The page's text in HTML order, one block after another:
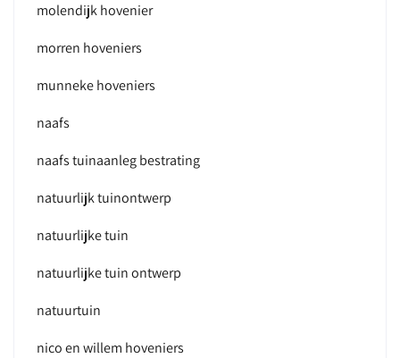
molendijk hovenier
morren hoveniers
munneke hoveniers
naafs
naafs tuinaanleg bestrating
natuurlijk tuinontwerp
natuurlijke tuin
natuurlijke tuin ontwerp
natuurtuin
nico en willem hoveniers